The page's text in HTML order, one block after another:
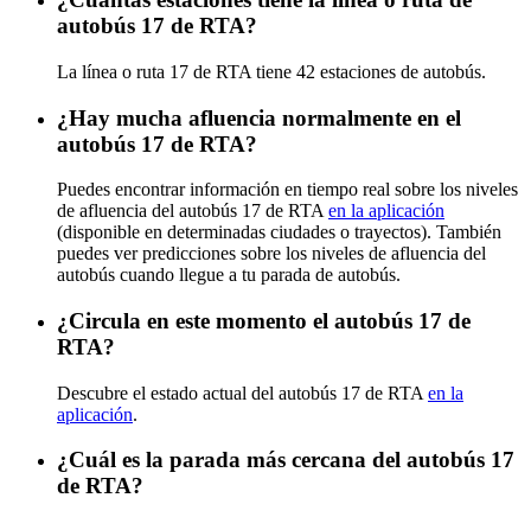
autobús 17 de RTA?
La línea o ruta 17 de RTA tiene 42 estaciones de autobús.
¿Hay mucha afluencia normalmente en el
autobús 17 de RTA?
Puedes encontrar información en tiempo real sobre los niveles
de afluencia del autobús 17 de RTA en la aplicación
(disponible en determinadas ciudades o trayectos). También
puedes ver predicciones sobre los niveles de afluencia del
autobús cuando llegue a tu parada de autobús.
¿Circula en este momento el autobús 17 de
RTA?
Descubre el estado actual del autobús 17 de RTA en la
aplicación.
¿Cuál es la parada más cercana del autobús 17
de RTA?